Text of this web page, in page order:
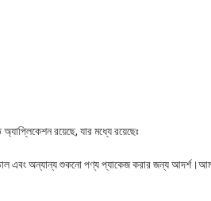
রয়েছে, যার মধ্যে রয়েছেঃ
এবং অন্যান্য শুকনো পণ্য প্যাকেজ করার জন্য